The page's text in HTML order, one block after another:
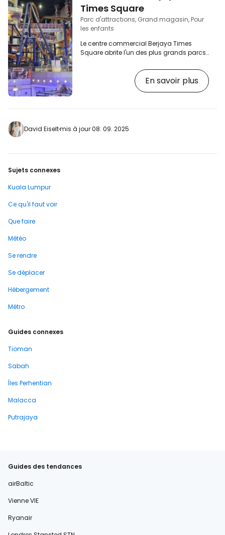
aquaria] Que verrez-vous…
Times Square
Parc d'attractions, Grand magasin, Pour
les enfants
Le centre commercial Berjaya Times
Square abrite l'un des plus grands parcs
familiaux du centre de KL"
https://www.booking.com/city/my/kuala-
plusieurs sections. Une immense
montagne russe, des carrousels et
En savoir plus
David Eiseltmis à jour 08. 09. 2025
Sujets connexes
Kuala Lumpur
Ce qu'il faut voir
Que faire
Météo
Se rendre
Se déplacer
Hébergement
Métro
Guides connexes
Tioman
Sabah
Îles Perhentian
Malacca
Putrajaya
Guides des tendances
airBaltic
Vienne VIE
Ryanair